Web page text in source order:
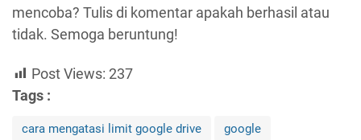
mencoba? Tulis di komentar apakah berhasil atau
tidak. Semoga beruntung!
Post Views: 237
Tags :
cara mengatasi limit google drive google